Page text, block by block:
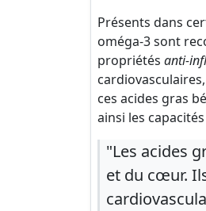
Présents dans
oméga-3 sont
propriétés anti-
ces acides gras
ainsi les
"Les acides
et du cœur.